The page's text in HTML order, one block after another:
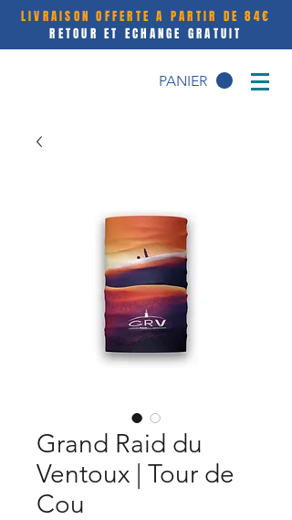
LIVRAISON OFFERTE A PARTIR DE 84€
RETOUR ET ECHANGE GRATUIT
PANIER
Grand Raid du
Ventoux | Tour de
Cou